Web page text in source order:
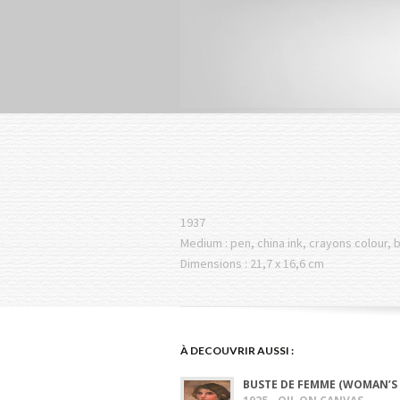
1937
Medium : pen, china ink, crayons colour,
Dimensions : 21,7 x 16,6 cm
À DECOUVRIR AUSSI :
BUSTE DE FEMME